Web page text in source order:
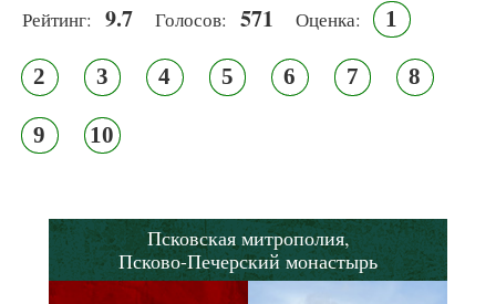
Рейтинг: 9.7 Голосов: 571 Оценка: 1
2 3 4 5 6 7 8
9 10
Псковская митрополия,
Псково-Печерский монастырь